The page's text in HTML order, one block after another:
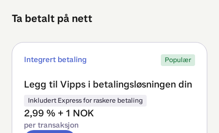
Ta betalt på nett
Integrert betaling Populær
Legg til Vipps i betalingsløsningen din
Inkludert Express for raskere betaling
2,99 % + 1 NOK
per transaksjon